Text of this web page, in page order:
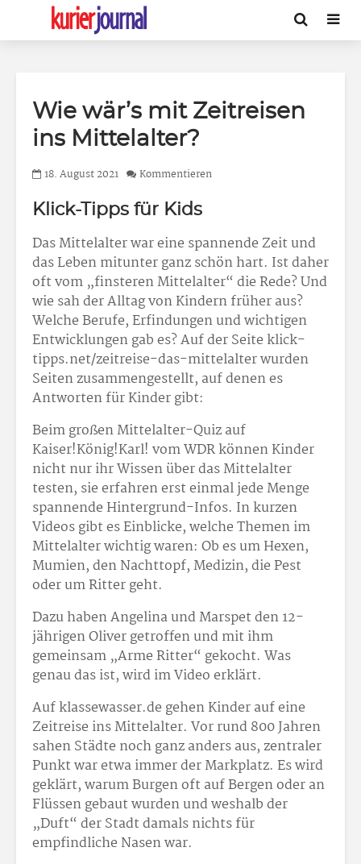
Wie wär’s mit Zeitreisen
ins Mittelalter?
18. August 2021 Kommentieren
Klick-Tipps für Kids
Das Mittelalter war eine spannende Zeit und
das Leben mitunter ganz schön hart. Ist daher
oft vom „finsteren Mittelalter“ die Rede? Und
wie sah der Alltag von Kindern früher aus?
Welche Berufe, Erfindungen und wichtigen
Entwicklungen gab es? Auf der Seite klick-
tipps.net/zeitreise-das-mittelalter wurden
Seiten zusammengestellt, auf denen es
Antworten für Kinder gibt:
Beim großen Mittelalter-Quiz auf
Kaiser!König!Karl! vom WDR können Kinder
nicht nur ihr Wissen über das Mittelalter
testen, sie erfahren erst einmal jede Menge
spannende Hintergrund-Infos. In kurzen
Videos gibt es Einblicke, welche Themen im
Mittelalter wichtig waren: Ob es um Hexen,
Mumien, den Nachttopf, Medizin, die Pest
oder um Ritter geht.
Dazu haben Angelina und Marspet den 12-
jährigen Oliver getroffen und mit ihm
gemeinsam „Arme Ritter“ gekocht. Was
genau das ist, wird im Video erklärt.
Auf klassewasser.de gehen Kinder auf eine
Zeitreise ins Mittelalter. Vor rund 800 Jahren
sahen Städte noch ganz anders aus, zentraler
Punkt war etwa immer der Markplatz. Es wird
geklärt, warum Burgen oft auf Bergen oder an
Flüssen gebaut wurden und weshalb der
„Duft“ der Stadt damals nichts für
empfindliche Nasen war.